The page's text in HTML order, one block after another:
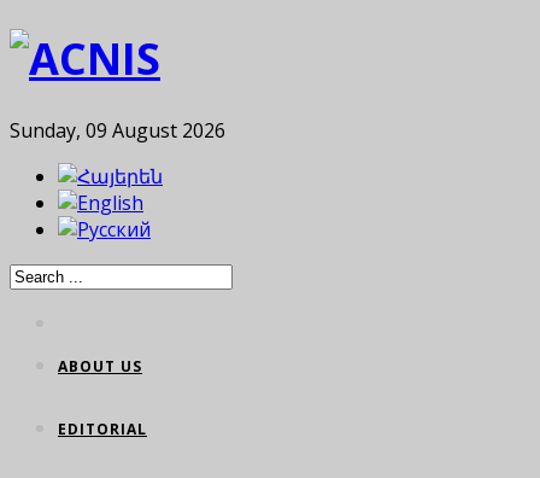
Sunday, 09 August 2026
ABOUT US
EDITORIAL